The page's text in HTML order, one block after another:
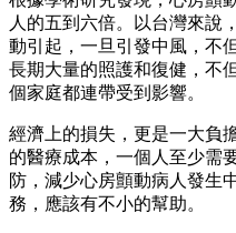
人的五到六倍。以台灣來說
動引起，一旦引發中風，不
長期大量的照護和復健，不
個家庭都連帶受到影響。
經濟上的損失，更是一大負
的醫療成本，一個人至少需
防，減少心房顫動病人發生
務，應該有不小的幫助。